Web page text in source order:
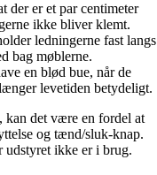
der er et par centimeter
ikke bliver klemt.
ledningerne fast langs
bag møblerne.
en blød bue, når de
levetiden betydeligt.
kan det være en fordel at
og tænd/sluk-knap.
udstyret ikke er i brug.